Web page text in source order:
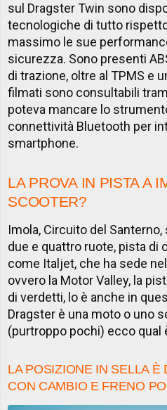
sul Dragster Twin sono
tecnologiche di tutto
massimo le sue
sicurezza. Sono presenti
di trazione, oltre al TPMS e
filmati sono consultabili
poteva mancare lo
connettività Bluetooth per
smartphone.
LA PROVA IN PISTA A
SCOOTER?
Imola, Circuito del
due e quattro ruote, pista di
come Italjet, che ha sede
ovvero la Motor Valley, la
di verdetti, lo è anche in
Dragster è una moto o uno
(purtroppo pochi) ecco qual
LA POSIZIONE IN SELLA
CON CAMBIO E FRENO